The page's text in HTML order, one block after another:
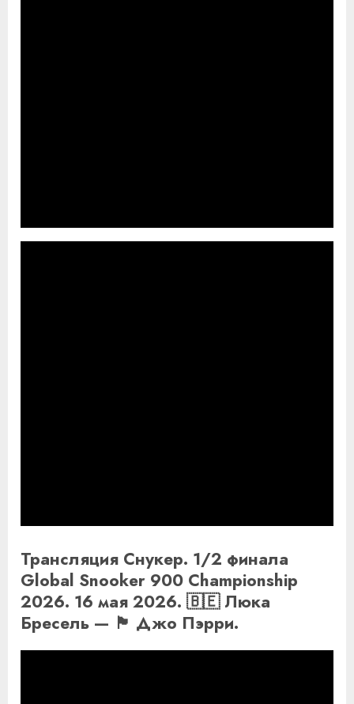
Трансляция Снукер. 1/2 финала
Global Snooker 900 Championship
2026. 16 мая 2026. 🇧🇪 Люка
Бресель — 🏴󠁧󠁢󠁥󠁮󠁧󠁿 Джо Пэрри.